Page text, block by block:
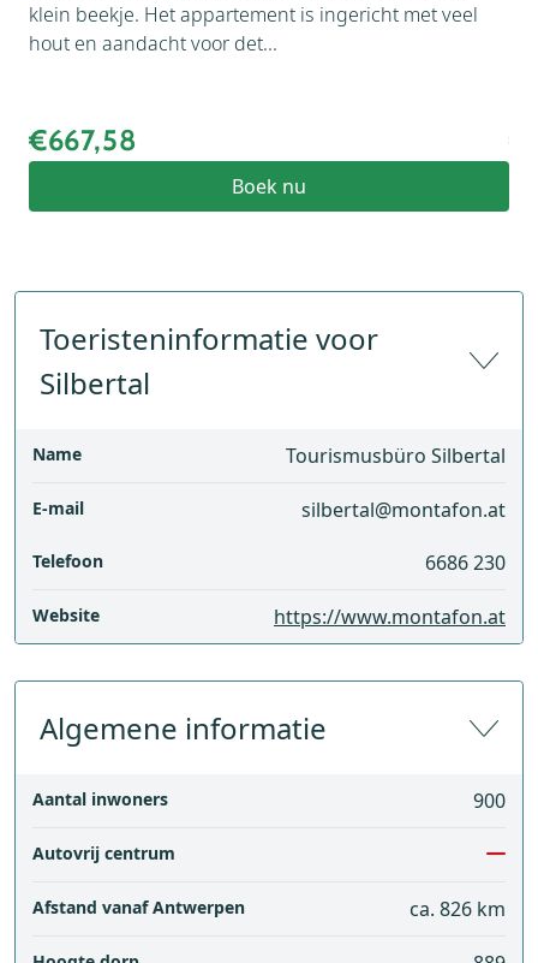
klein beekje. Het appartement is ingericht met veel
hout en aandacht voor det...
€667,58
Boek nu
Toeristeninformatie voor
Silbertal
Name Tourismusbüro Silbertal
E-mail silbertal@montafon.at
Telefoon 6686 230
Website https://www.montafon.at
Algemene informatie
Aantal inwoners 900
Autovrij centrum
Afstand vanaf Antwerpen ca. 826 km